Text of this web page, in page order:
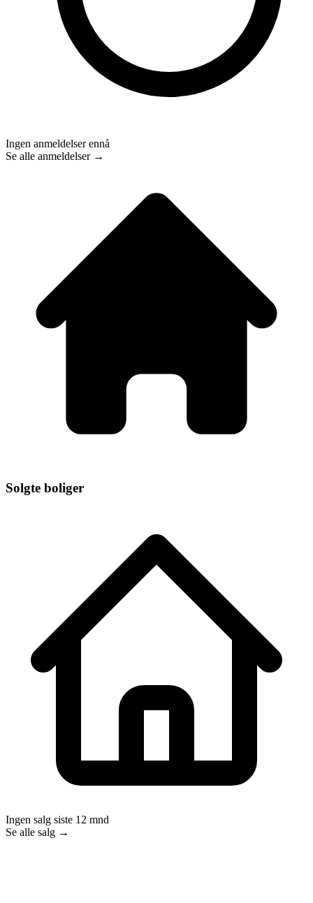
Ingen anmeldelser ennå
Se alle anmeldelser →
Solgte boliger
Ingen salg siste 12 mnd
Se alle salg →